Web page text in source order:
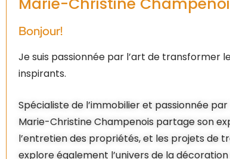
Bonjour!
Je suis passionnée par l’art de transformer
inspirants.
Spécialiste de l’immobilier et passionnée
Marie-Christine Champenois partage son
l’entretien des propriétés, et les projets de
explore également l’univers de la